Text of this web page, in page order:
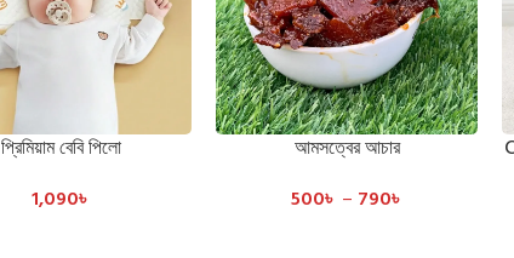
ADD TO CART
প্রিমিয়াম বেবি পিলো
1,090৳
SELECT OPTIONSআমসত্বের আচার
500৳ – 790৳